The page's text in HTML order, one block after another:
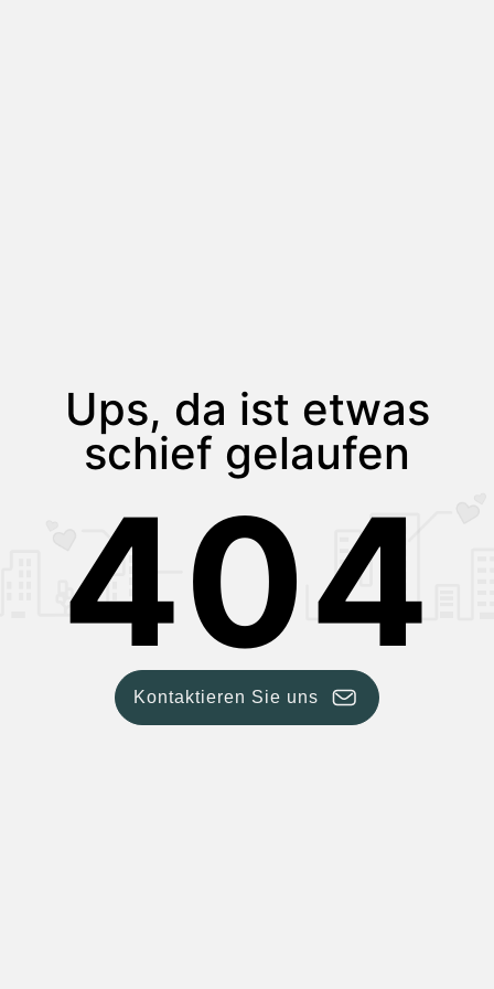
Ups, da ist etwas
schief gelaufen
404
Kontaktieren Sie uns